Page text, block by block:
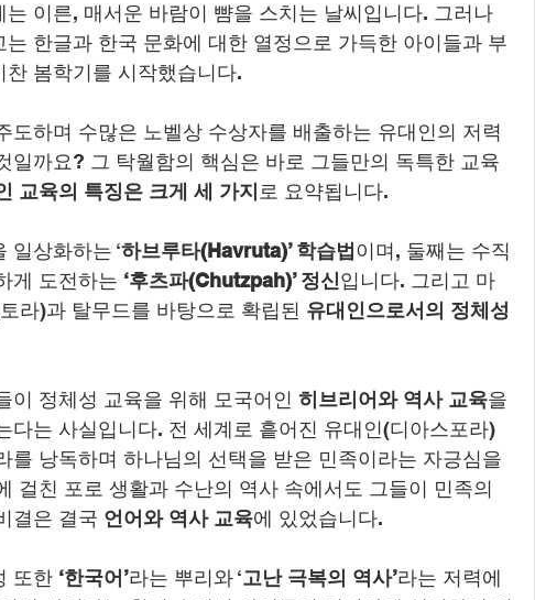
는 이른, 매서운 바람이 뺨을 스치는 날씨입니다. 그러나
한글과 한국 문화에 대한 열정으로 가득한 아이들과 부
찬 봄학기를 시작했습니다.
도하며 수많은 노벨상 수상자를 배출하는 유대인의 저력
일까요? 그 탁월함의 핵심은 바로 그들만의 독특한 교육
교육의 특징은 크게 세 가지 로 요약됩니다.
일상화하는 ‘하브루타(Havruta)’ 학습법 이며, 둘째는 수직
게 도전하는 ‘후츠파(Chutzpah)’ 정신입니다. 그리고 마
라)과 탈무드를 바탕으로 확립된 유대인으로서의 정체성
이 정체성 교육을 위해 모국어인 히브리어와 역사 교육을
다는 사실입니다. 전 세계로 흩어진 유대인(디아스포라)
를 낭독하며 하나님의 선택을 받은 민족이라는 자긍심을
걸친 포로 생활과 수난의 역사 속에서도 그들이 민족의
결은 결국 언어와 역사 교육에 있었습니다.
또한 ‘한국어’라는 뿌리와 ‘고난 극복의 역사’라는 저력에